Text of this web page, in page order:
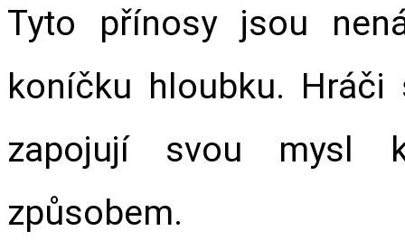
Tyto přínosy jsou
koníčku hloubku.
zapojují svou mysl
způsobem.